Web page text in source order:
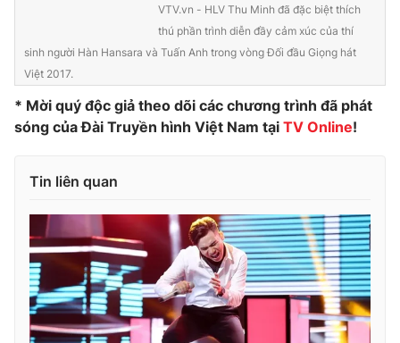
Theo dõi báo trên
Cơ quan báo chí:
Giấy phép hoạt động báo in và báo điện tử số 483/GP-BTTTT
cấp ngày 29/12/2023
Tổng Biên tập:Vũ Thanh Thủy
Phó Tổng Biên tập:Nguyễn Thị Mỹ Hạnh, Phạm Quốc Thắng,
Nguyễn Trọng Ninh
Tổng đài VTV:024.38 355 931 - 024.38 355 932
VTV.vn - HLV Thu Minh đã đặc biệt thích
thú phần trình diễn đầy cảm xúc của thí
sinh người Hàn Hansara và Tuấn Anh trong vòng Đối đầu Giọng hát
Việt 2017.
* Mời quý độc giả theo dõi các chương trình đã phát
sóng của Đài Truyền hình Việt Nam tại TV Online!
Tin liên quan